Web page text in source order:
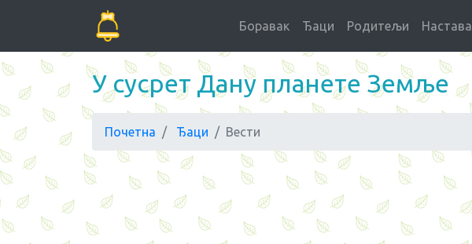
Боравак Ђаци Родитељи Настава
У сусрет Дану планете Земље
Почетна Ђаци Вести